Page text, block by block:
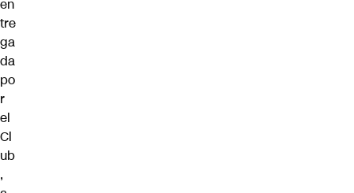
en
tre
ga
da
po
r
el
Cl
ub
,